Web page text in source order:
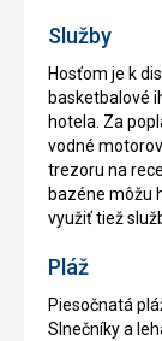
Služby
Hosťom je k
basketbalové
hotela. Za
vodné
trezoru na
bazéne môžu
využiť tiež
Pláž
Piesočnatá
Slnečníky a